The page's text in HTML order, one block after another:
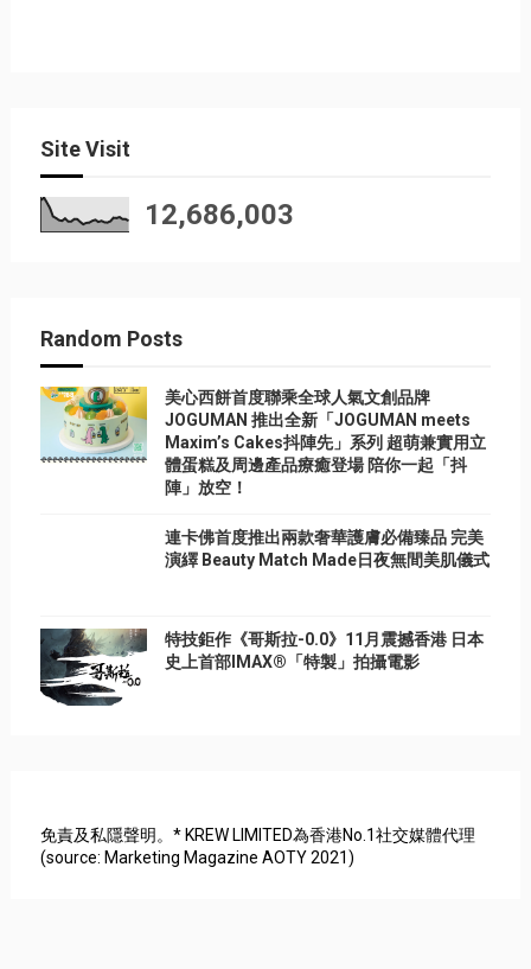
Site Visit
12,686,003
Random Posts
美心西餅首度聯乘全球人氣文創品牌
JOGUMAN 推出全新「JOGUMAN meets
Maxim’s Cakes抖陣先」系列 超萌兼實用立
體蛋糕及周邊產品療癒登場 陪你一起「抖
陣」放空！
連卡佛首度推出兩款奢華護膚必備臻品 完美
演繹 Beauty Match Made日夜無間美肌儀式
特技鉅作《哥斯拉-0.0》11月震撼香港 日本
史上首部IMAX®「特製」拍攝電影
免責及私隱聲明。* KREW LIMITED為香港No.1社交媒體代理
(source: Marketing Magazine AOTY 2021)